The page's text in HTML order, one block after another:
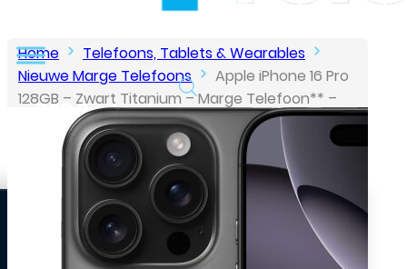
B2B Portaal
Klantenservice
Neem contact op
Veelgestelde vragen
Home
Telefoons, Tablets & Wearables
Nieuwe Marge Telefoons
Apple iPhone 16 Pro
128GB – Zwart Titanium – Marge Telefoon** –
Geseald